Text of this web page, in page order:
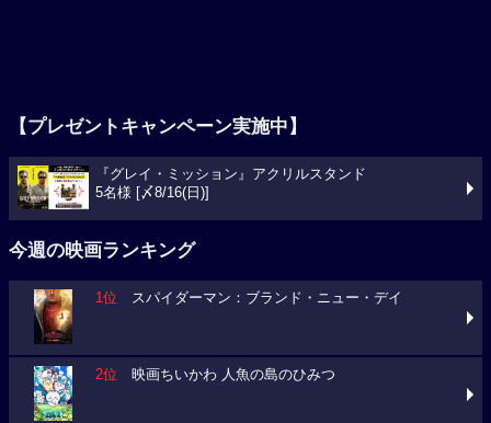
【プレゼントキャンペーン実施中】
『グレイ・ミッション』アクリルスタンド
5名様 [〆8/16(日)]
今週の映画ランキング
1位 スパイダーマン：ブランド・ニュー・デイ
2位 映画ちいかわ 人魚の島のひみつ